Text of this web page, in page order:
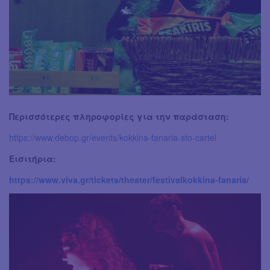
Περισσότερες πληροφορίες για την παράσταση:
https://www.debop.gr/events/kokkina-fanaria-sto-cartel
Εισιτήρια:
https://www.viva.gr/tickets/theater/festivalkokkina-fanaria/